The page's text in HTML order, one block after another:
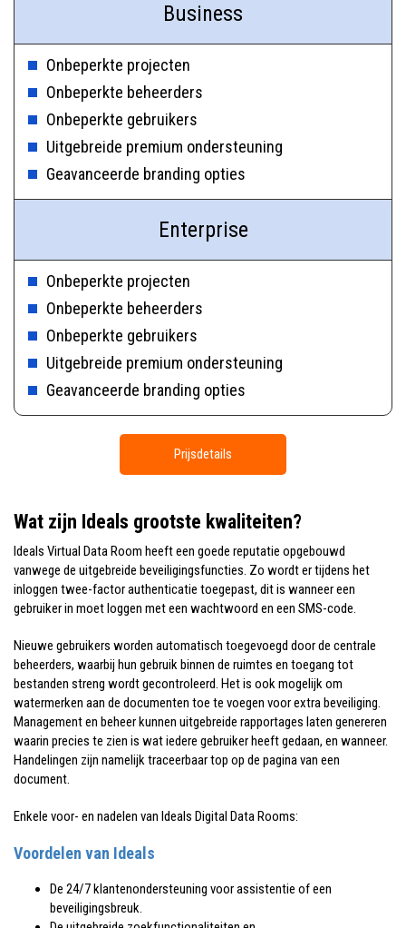
Business
Onbeperkte projecten
Onbeperkte beheerders
Onbeperkte gebruikers
Uitgebreide premium ondersteuning
Geavanceerde branding opties
Enterprise
Onbeperkte projecten
Onbeperkte beheerders
Onbeperkte gebruikers
Uitgebreide premium ondersteuning
Geavanceerde branding opties
Prijsdetails
Wat zijn Ideals grootste kwaliteiten?
Ideals Virtual Data Room heeft een goede reputatie opgebouwd
vanwege de uitgebreide beveiligingsfuncties. Zo wordt er tijdens het
inloggen twee-factor authenticatie toegepast, dit is wanneer een
gebruiker in moet loggen met een wachtwoord en een SMS-code.
Nieuwe gebruikers worden automatisch toegevoegd door de centrale
beheerders, waarbij hun gebruik binnen de ruimtes en toegang tot
bestanden streng wordt gecontroleerd. Het is ook mogelijk om
watermerken aan de documenten toe te voegen voor extra beveiliging.
Management en beheer kunnen uitgebreide rapportages laten genereren
waarin precies te zien is wat iedere gebruiker heeft gedaan, en wanneer.
Handelingen zijn namelijk traceerbaar top op de pagina van een
document.
Enkele voor- en nadelen van Ideals Digital Data Rooms:
Voordelen van Ideals
De 24/7 klantenondersteuning voor assistentie of een
beveiligingsbreuk.